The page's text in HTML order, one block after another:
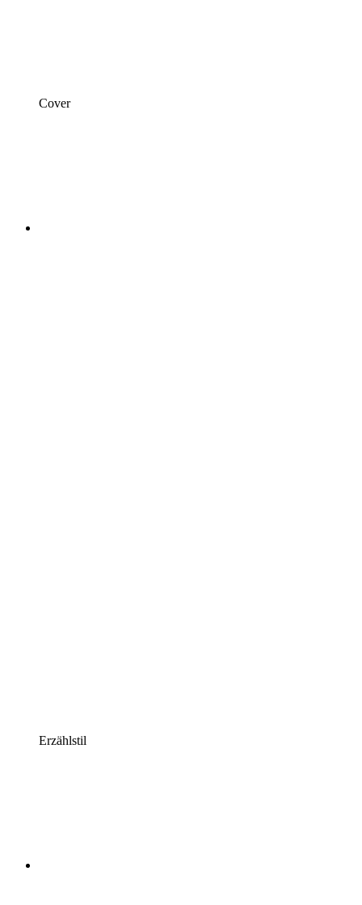
Cover
Erzählstil